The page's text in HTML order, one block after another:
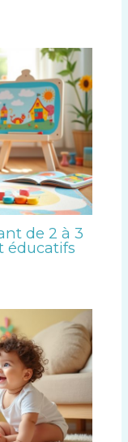
de 2 à 3
éducatifs